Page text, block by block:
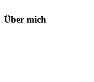
Über mich